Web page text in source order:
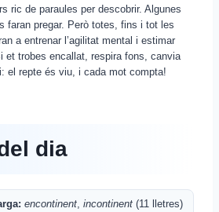
ric de paraules per descobrir. Algunes
faran pregar. Però totes, fins i tot les
a entrenar l’agilitat mental i estimar
et trobes encallat, respira fons, canvia
el repte és viu, i cada mot compta!
dia
encontinent incontinent (11 lletres)